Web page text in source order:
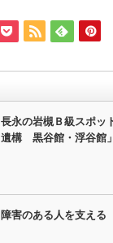
長永の岩槻Ｂ級スポッ
遺構 黒谷館・浮谷館」
障害のある人を支える